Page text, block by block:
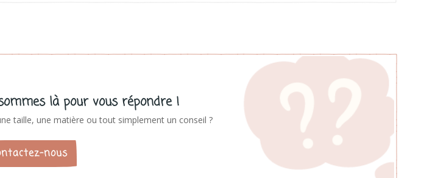
là pour vous répondre !
taille, une matière ou tout simplement un conseil ?
nous